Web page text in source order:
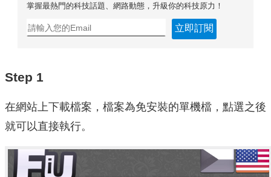
掌握最熱門的科技話題、網路動態，升級你的科技原力！
立即訂閱
Step 1
在網站上下載檔案，檔案為免安裝的單機檔，點選之後
就可以直接執行。